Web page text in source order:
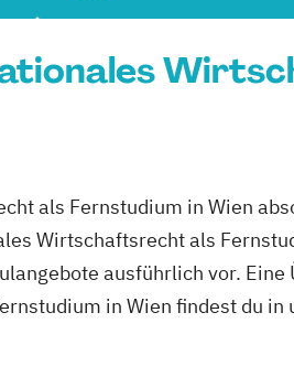
als Fernstudium in Wien
Wirtschaftsrecht als
ausführlich vor.
in Wien findest du